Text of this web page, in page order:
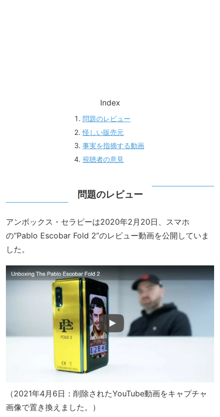
Index
問題のレビュー
怪しい販売元
事実を指摘する動画
視聴者の意見
問題のレビュー
アンボックス・セラピーは2020年2月20日、スマホ
の“Pablo Escobar Fold 2”のレビュー動画を公開していま
した。
（2021年4月6日：削除されたYouTube動画をキャプチャ
画像で置き換えました。）